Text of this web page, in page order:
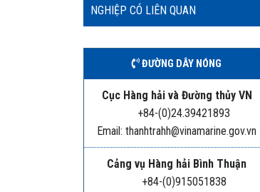
NGHIỆP CÓ LIÊN QUAN
ĐƯỜNG DÂY NÓNG
Cục Hàng hải và Đường thủy VN
+84-(0)24.39421893
Email: thanhtrahh@vinamarine.gov.vn
Cảng vụ Hàng hải Bình Thuận
+84-(0)915051838